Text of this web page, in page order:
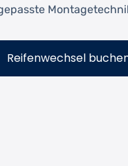
Reifenwechsel